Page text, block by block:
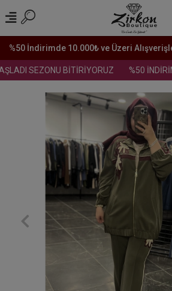
%50 İndirimde 10.000₺ ve Üzeri
SEZONU BİTİRİYORUZ %50